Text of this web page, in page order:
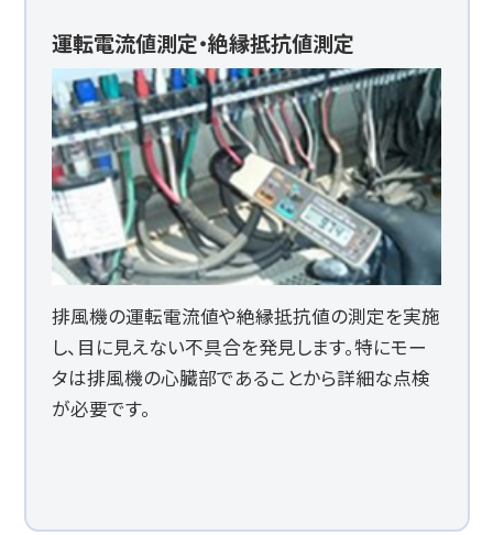
運転電流値測定・絶縁抵抗値測定
排風機の運転電流値や絶縁抵抗値の測定を実施
し、目に見えない不具合を発見します。特にモー
タは排風機の心臓部であることから詳細な点検
が必要です。